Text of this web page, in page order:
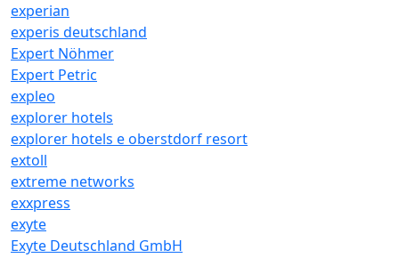
experian
experis deutschland
Expert Nöhmer
Expert Petric
expleo
explorer hotels
explorer hotels e oberstdorf resort
extoll
extreme networks
exxpress
exyte
Exyte Deutschland GmbH